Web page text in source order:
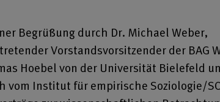
Begrüßung durch Dr. Michael Weber,
Vorstandsvorsitzender der BAG
Hoebel von der Universität Bielefeld
vom Institut für empirische Soziologie/